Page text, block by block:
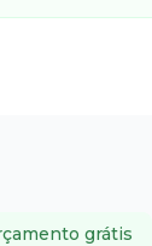
grátis